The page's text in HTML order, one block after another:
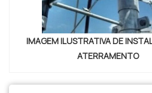
IMAGEM ILUSTRATIVA DE
ATERRAMENTO